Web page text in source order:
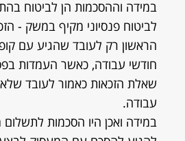
במידה וההסכמות הן לביטוח
לביטוח פנסיוני מקיף במשק -
חודשי עבודה, כאשר העמדות
עבודה.
במידה ואכן היו הסכמות לתשלום